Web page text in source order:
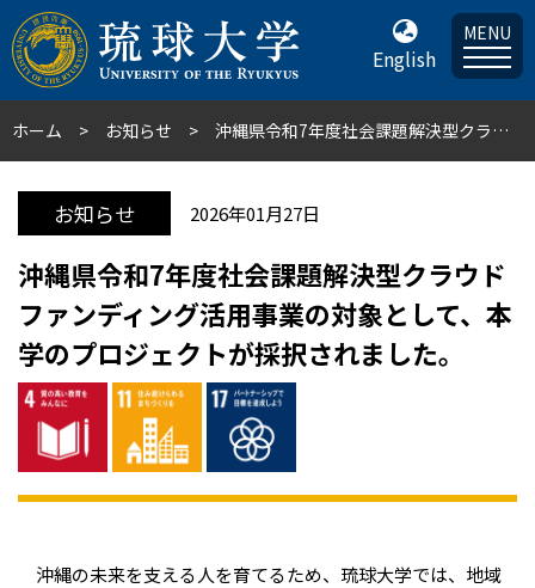
English
MENU
ホーム お知らせ 沖縄県令和7年度社会課題解決型クラウドファンディング活用事業の対象として、本学のプロジェクトが採択されました。
お知らせ 2026年01月27日
沖縄県令和7年度社会課題解決型クラウド
ファンディング活用事業の対象として、本
学のプロジェクトが採択されました。
沖縄の未来を支える人を育てるため、琉球大学では、地域